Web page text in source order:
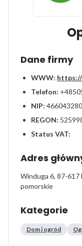
Dane firmy
WWW:
Telefon:
NIP:
REGON:
Status VAT:
Adres
Winduga 6, 87-617
pomorskie
Kategorie
Dom i ogród